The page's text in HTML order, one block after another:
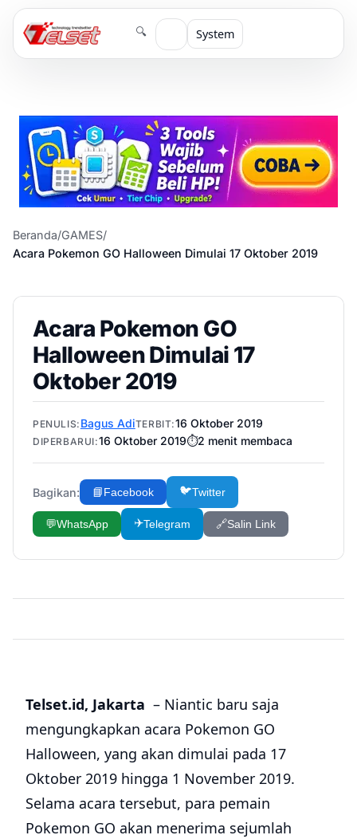
🔍 System
Beranda/GAMES/
Acara Pokemon GO Halloween Dimulai 17 Oktober 2019
Acara Pokemon GO
Halloween Dimulai 17
Oktober 2019
PENULIS: Bagus AdiTERBIT:16 Oktober 2019
DIPERBARUI:16 Oktober 2019⏱️2 menit membaca
Bagikan: 📘Facebook 🐦Twitter
💬WhatsApp ✈️Telegram 🔗Salin Link
Telset.id, Jakarta – Niantic baru saja
mengungkapkan acara Pokemon GO
Halloween, yang akan dimulai pada 17
Oktober 2019 hingga 1 November 2019.
Selama acara tersebut, para pemain
Pokemon GO akan menerima sejumlah